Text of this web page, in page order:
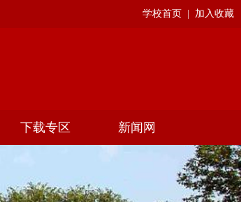
学校首页 加入收藏
下载专区 新闻网